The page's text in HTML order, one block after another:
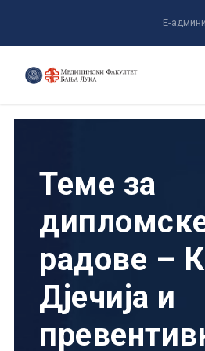
Е-
Теме за
радове –
Дјечија и